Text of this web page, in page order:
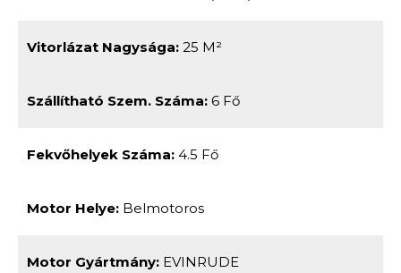
Vitorlázat Nagysága: 25 M²
Szállítható Szem. Száma: 6 Fő
Fekvőhelyek Száma: 4.5 Fő
Motor Helye: Belmotoros
Motor Gyártmány: EVINRUDE